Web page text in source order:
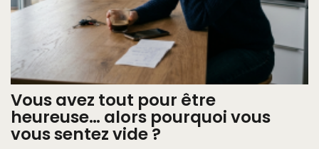
Vous avez tout pour être
heureuse… alors pourquoi vous
vous sentez vide ?